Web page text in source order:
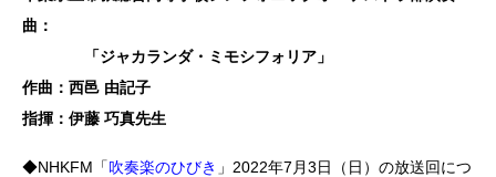
曲：
「ジャカランダ・ミモシフォリア」
作曲：西邑 由記子
指揮：伊藤 巧真先生
◆NHKFM「吹奏楽のひびき 」2022年7月3日（日）の放送回につ